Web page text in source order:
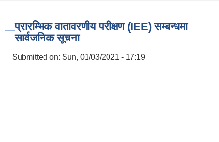
प्रारम्भिक वातावरणीय परीक्षण (IEE) सम्बन्धमा
सार्वजनिक सूचना
Submitted on: Sun, 01/03/2021 - 17:19